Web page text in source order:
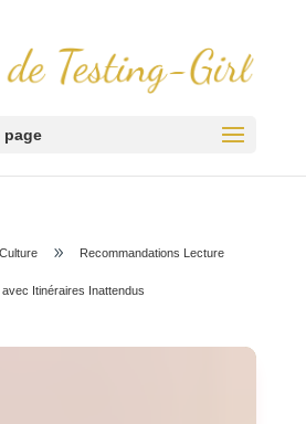
page
9 Recommandations Lecture
Itinéraires Inattendus